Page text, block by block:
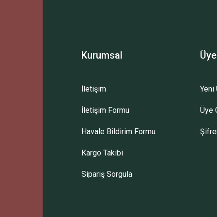
Gönder
Kurumsal
İletişim
İletişim Formu
Havale Bildirim Formu
Kargo Takibi
Sipariş Sorgula
Yeni
Üye